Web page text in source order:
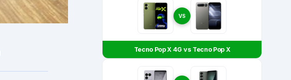
VS
Tecno Pop X 4G vs Tecno Pop X